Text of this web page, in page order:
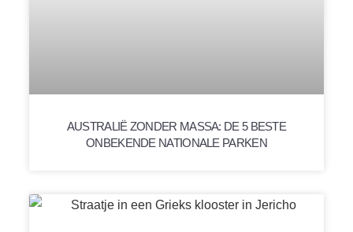
AUSTRALIË ZONDER MASSA: DE 5 BESTE
ONBEKENDE NATIONALE PARKEN